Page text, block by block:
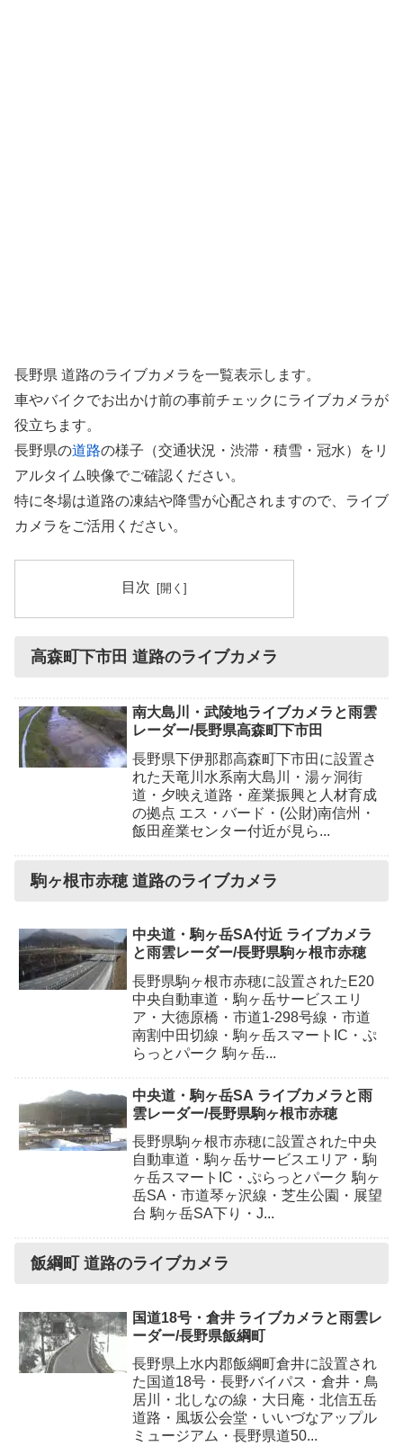
長野県 道路のライブカメラを一覧表示します。
車やバイクでお出かけ前の事前チェックにライブカメラが
役立ちます。
長野県の道路の様子（交通状況・渋滞・積雪・冠水）をリ
アルタイム映像でご確認ください。
特に冬場は道路の凍結や降雪が心配されますので、ライブ
カメラをご活用ください。
目次
高森町下市田 道路のライブカメラ
南大島川・武陵地ライブカメラと雨雲
レーダー/長野県高森町下市田
長野県下伊那郡高森町下市田に設置さ
れた天竜川水系南大島川・湯ヶ洞街
道・夕映え道路・産業振興と人材育成
の拠点 エス・バード・(公財)南信州・
飯田産業センター付近が見ら...
駒ヶ根市赤穂 道路のライブカメラ
中央道・駒ヶ岳SA付近 ライブカメラ
と雨雲レーダー/長野県駒ヶ根市赤穂
長野県駒ヶ根市赤穂に設置されたE20
中央自動車道・駒ヶ岳サービスエリ
ア・大徳原橋・市道1-298号線・市道
南割中田切線・駒ヶ岳スマートIC・ぷ
らっとパーク 駒ヶ岳...
中央道・駒ヶ岳SA ライブカメラと雨
雲レーダー/長野県駒ヶ根市赤穂
長野県駒ヶ根市赤穂に設置された中央
自動車道・駒ヶ岳サービスエリア・駒
ヶ岳スマートIC・ぷらっとパーク 駒ヶ
岳SA・市道琴ヶ沢線・芝生公園・展望
台 駒ヶ岳SA下り・J...
飯綱町 道路のライブカメラ
国道18号・倉井 ライブカメラと雨雲レ
ーダー/長野県飯綱町
長野県上水内郡飯綱町倉井に設置され
た国道18号・長野バイパス・倉井・鳥
居川・北しなの線・大日庵・北信五岳
道路・風坂公会堂・いいづなアップル
ミュージアム・長野県道50...